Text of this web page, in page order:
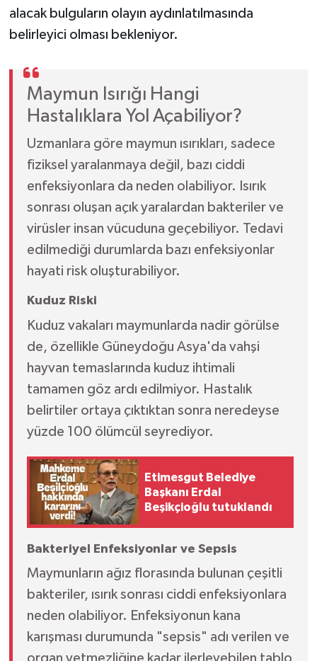
alacak bulguların olayın aydınlatılmasında
belirleyici olması bekleniyor.
Maymun Isırığı Hangi
Hastalıklara Yol Açabiliyor?
Uzmanlara göre maymun ısırıkları, sadece
fiziksel yaralanmaya değil, bazı ciddi
enfeksiyonlara da neden olabiliyor. Isırık
sonrası oluşan açık yaralardan bakteriler ve
virüsler insan vücuduna geçebiliyor. Tedavi
edilmediği durumlarda bazı enfeksiyonlar
hayati risk oluşturabiliyor.
Kuduz Riski
Kuduz vakaları maymunlarda nadir görülse
de, özellikle Güneydoğu Asya'da vahşi
hayvan temaslarında kuduz ihtimali
tamamen göz ardı edilmiyor. Hastalık
belirtiler ortaya çıktıktan sonra neredeyse
yüzde 100 ölümcül seyrediyor.
Etimesgut Belediye
Başkanı Erdal
Beşikçioğlu tutuklandı
Bakteriyel Enfeksiyonlar ve Sepsis
Maymunların ağız florasında bulunan çeşitli
bakteriler, ısırık sonrası ciddi enfeksiyonlara
neden olabiliyor. Enfeksiyonun kana
karışması durumunda "sepsis" adı verilen ve